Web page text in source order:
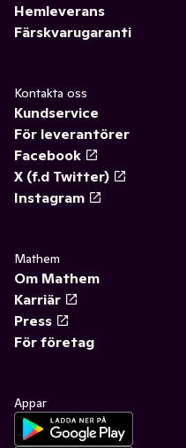
Hemleverans
Färskvarugaranti
Kontakta oss
Kundservice
För leverantörer
Facebook
X (f.d Twitter)
Instagram
Mathem
Om Mathem
Karriär
Press
För företag
Appar